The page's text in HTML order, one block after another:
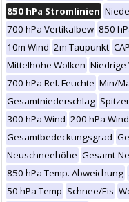
850 hPa Stromlinien
700 hPa Vertikalbew 850
10m Wind 2m Taupunkt
Mittelhohe Wolken Niedrige
700 hPa Rel. Feuchte Min/
Gesamtniederschlag
300 hPa Wind 200 hPa Wind
Gesamtbedeckungsgrad
Neuschneehöhe Gesamt-
850 hPa Temp. Abweichung
50 hPa Temp Schnee/Eis